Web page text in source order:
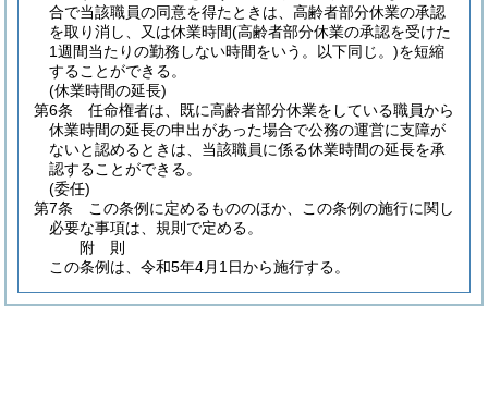
合で当該職員の同意を得たときは、高齢者部分休業の承認
を取り消し、又は休業時間(高齢者部分休業の承認を受けた
1週間当たりの勤務しない時間をいう。以下同じ。)を短縮
することができる。
(休業時間の延長)
第6条
任命権者は、既に高齢者部分休業をしている職員から
休業時間の延長の申出があった場合で公務の運営に支障が
ないと認めるときは、当該職員に係る休業時間の延長を承
認することができる。
(委任)
第7条
この条例に定めるもののほか、この条例の施行に関し
必要な事項は、規則で定める。
附 則
この条例は、令和5年4月1日から施行する。